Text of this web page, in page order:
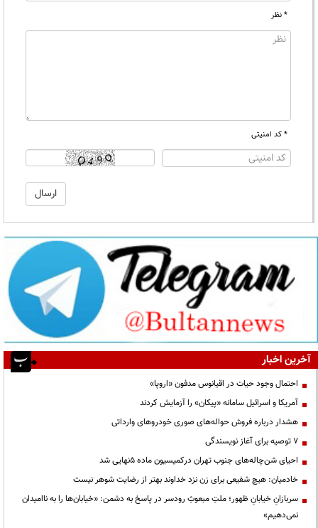
* نظر
* کد امنیتی
آخرین اخبار
احتمال وجود حیات در اقیانوس مدفون «اروپا»
آمریکا و اسرائیل سامانه «پیکان» را آزمایش کردند
هشدار درباره فروش حواله‌های صوری خودروهای وارداتی
۷ توصیه برای آغاز نویسندگی
احیای شن‌چاله‌های جنوب تهران درکمیسیون ماده ۵نهایی شد
خادمیان: هیچ شفیعی برای زن نزد خداوند بهتر از رضایت شوهر نیست
سربازانِ خیابانِ ظهور؛ ملتِ مبعوثِ رودسر در پاسخ به دشمن: «خیابان‌ها را به ناامیدان
نمی‌دهیم»